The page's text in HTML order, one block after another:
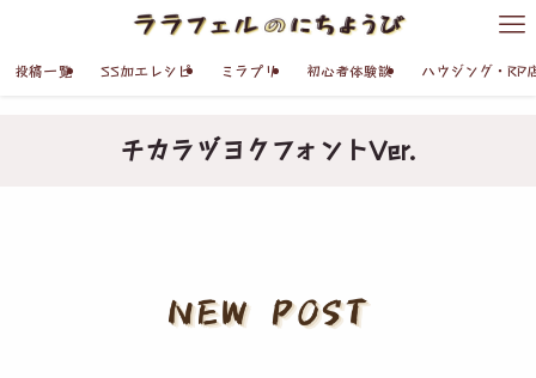
投稿一覧 SS加工レシピ ミラプリ 初心者体験談 ハウジング・RP
チカラヅヨクフォントVer.